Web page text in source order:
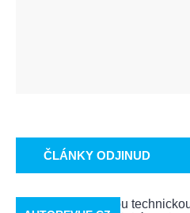
ČLÁNKY ODJINUD